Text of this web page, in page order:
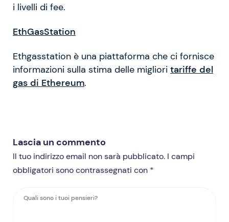
i livelli di fee.
EthGasStation
Ethgasstation è una piattaforma che ci fornisce
informazioni sulla stima delle migliori tariffe del
gas di Ethereum.
Lascia un commento
Il tuo indirizzo email non sarà pubblicato. I campi
obbligatori sono contrassegnati con *